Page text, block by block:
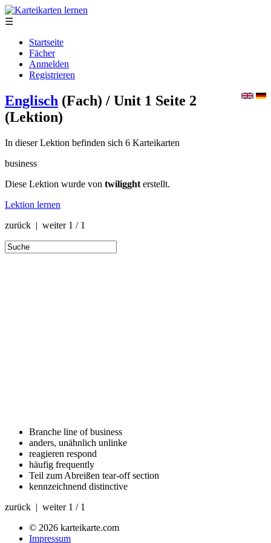
☰
Startseite
Fächer
Anmelden
Registrieren
Englisch (Fach) / Unit 1 Seite 2
(Lektion)
In dieser Lektion befinden sich 6 Karteikarten
business
Diese Lektion wurde von twiligght erstellt.
Lektion lernen
zurück | weiter 1 / 1
Branche line of business
anders, unähnlich unlinke
reagieren respond
häufig frequently
Teil zum Abreißen tear-off section
kennzeichnend distinctive
zurück | weiter 1 / 1
© 2026 karteikarte.com
Impressum